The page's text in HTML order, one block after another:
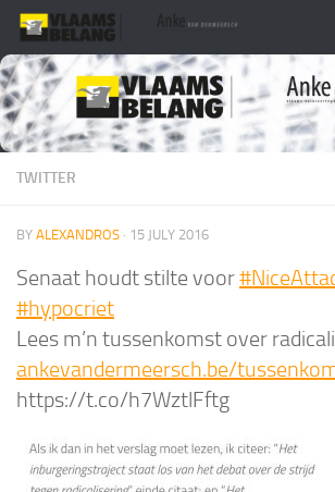
Skip to content
TWITTER
BY ALEXANDROS · 15 JULY 2016
Senaat houdt stilte voor
#hypocriet
Lees m’n tussenkomst over
ankevandermeersch.be/
https://t.co/h7WztlFftg